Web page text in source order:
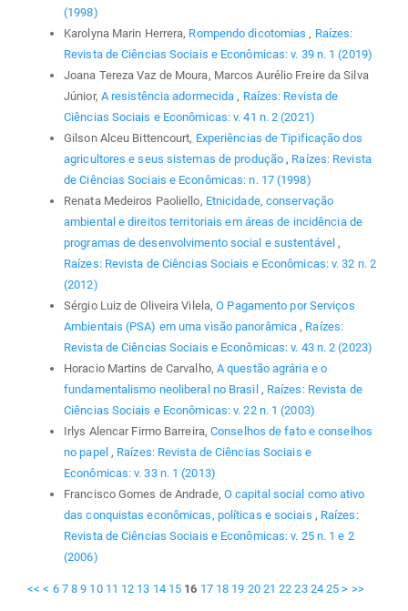
(1998)
Karolyna Marin Herrera, Rompendo dicotomias, Raízes:
Revista de Ciências Sociais e Econômicas: v. 39 n. 1 (2019)
Joana Tereza Vaz de Moura, Marcos Aurélio Freire da Silva
Júnior, A resistência adormecida, Raízes: Revista de
Ciências Sociais e Econômicas: v. 41 n. 2 (2021)
Gilson Alceu Bittencourt, Experiências de Tipificação dos
agricultores e seus sistemas de produção, Raízes: Revista
de Ciências Sociais e Econômicas: n. 17 (1998)
Renata Medeiros Paoliello, Etnicidade, conservação
ambiental e direitos territoriais em áreas de incidência de
programas de desenvolvimento social e sustentável,
Raízes: Revista de Ciências Sociais e Econômicas: v. 32 n. 2
(2012)
Sérgio Luiz de Oliveira Vilela,O Pagamento por Serviços
Ambientais (PSA) em uma visão panorâmica, Raízes:
Revista de Ciências Sociais e Econômicas: v. 43 n. 2 (2023)
Horacio Martins de Carvalho, A questão agrária e o
fundamentalismo neoliberal no Brasil , Raízes: Revista de
Ciências Sociais e Econômicas: v. 22 n. 1 (2003)
Irlys Alencar Firmo Barreira,Conselhos de fato e conselhos
no papel , Raízes: Revista de Ciências Sociais e
Econômicas: v. 33 n. 1 (2013)
Francisco Gomes de Andrade, O capital social como ativo
das conquistas econômicas, políticas e sociais , Raízes:
Revista de Ciências Sociais e Econômicas: v. 25 n. 1 e 2
(2006)
<< < 6 7 8 9 10 11 12 13 14 15 16 17 18 19 20 21 22 23 24 25 > >>